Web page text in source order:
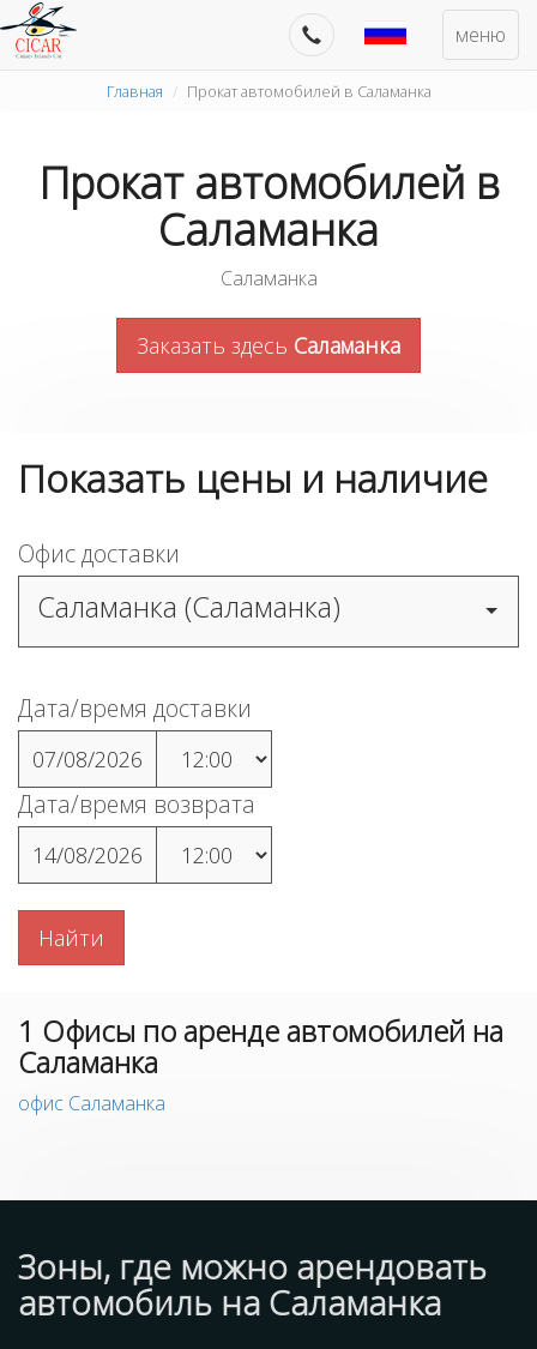
меню
Главная Прокат автомобилей в Саламанка
Прокат автомобилей в
Саламанка
Саламанка
Заказать здесь Саламанка
Показать цены и наличие
Офис доставки
Саламанка (Саламанка)
Дата/время доставки
07/08/2026
Дата/время возврата
14/08/2026
Найти
1 Офисы по аренде автомобилей на
Саламанка
офис Саламанка
Зоны, где можно арендовать
автомобиль на Саламанка